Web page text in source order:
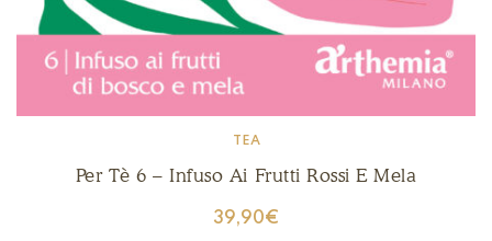
TEA
Per Tè 6 – Infuso Ai Frutti Rossi E Mela
39,90€